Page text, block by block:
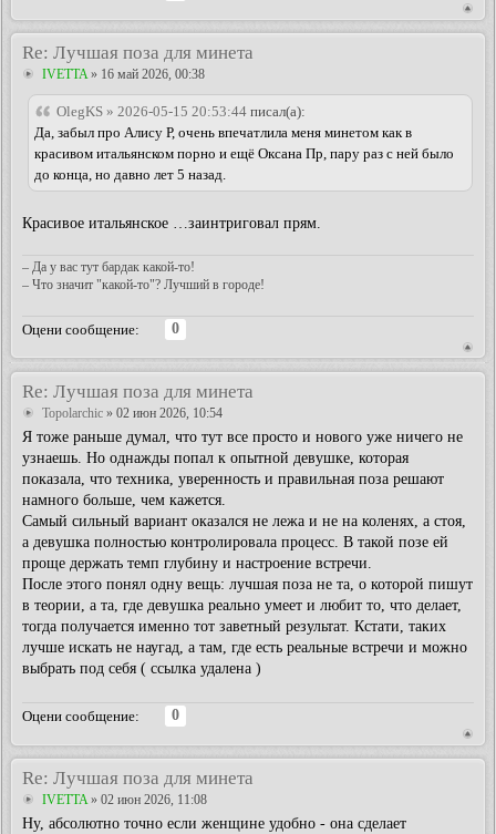
Re: Лучшая поза для минета
IVETTA » 16 май 2026, 00:38
OlegKS » 2026-05-15 20:53:44 писал(а):
Да, забыл про Алису Р, очень впечатлила меня минетом как в
красивом итальянском порно и ещё Оксана Пр, пару раз с ней было
до конца, но давно лет 5 назад.
Красивое итальянское …заинтриговал прям.
– Да у вас тут бардак какой-то!
– Что значит "какой-то"? Лучший в городе!
Оцени сообщение:
0
Re: Лучшая поза для минета
Topolarchic » 02 июн 2026, 10:54
Я тоже раньше думал, что тут все просто и нового уже ничего не
узнаешь. Но однажды попал к опытной девушке, которая
показала, что техника, уверенность и правильная поза решают
намного больше, чем кажется.
Самый сильный вариант оказался не лежа и не на коленях, а стоя,
а девушка полностью контролировала процесс. В такой позе ей
проще держать темп глубину и настроение встречи.
После этого понял одну вещь: лучшая поза не та, о которой пишут
в теории, а та, где девушка реально умеет и любит то, что делает,
тогда получается именно тот заветный результат. Кстати, таких
лучше искать не наугад, а там, где есть реальные встречи и можно
выбрать под себя ( ссылка удалена )
Оцени сообщение:
0
Re: Лучшая поза для минета
IVETTA» 02 июн 2026, 11:08
Ну, абсолютно точно если женщине удобно - она сделает